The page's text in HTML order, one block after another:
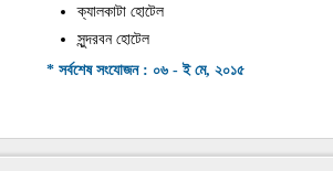
ক্যালকাটা হোটেল
সুন্দরবন হোটেল
* সর্বশেষ সংযোজন : ০৬ - ই মে, ২০১৫